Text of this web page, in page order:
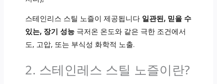
스테인리스 스틸 노즐이 제공됩니다 일관된, 믿을 수
있는, 장기 성능극저온 온도와 같은 극한 조건에서
도, 고압, 또는 부식성 화학적 노출.
2. 스테인레스 스틸 노즐이란?